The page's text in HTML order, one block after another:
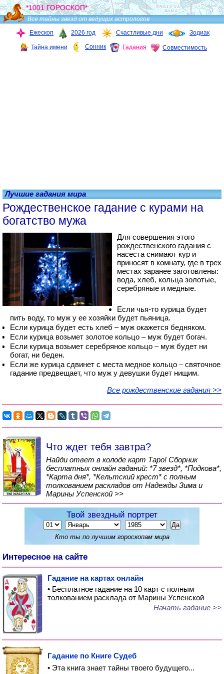
*1001 ГОРОСКОП*
Все тайны звезд от ведущих астрологов
Ежескоп
2026 год Счастливые дни Зодиак
Тайна имени Сонник Гадания Совместимость
Лучшие гадания мира
Рождественское гадание с курами на
богатство мужа
Для совершения этого
рождественского гадания с
насеста снимают кур и
приносят в комнату, где в трех
местах заранее заготовлены:
вода, хлеб, кольца золотые,
серебряные и медные.
Если чья-то курица будет
пить воду, то муж у ее хозяйки будет пьяница.
Если курица будет есть хлеб – муж окажется бедняком.
Если курица возьмет золотое кольцо – муж будет богач.
Если курица возьмет серебряное кольцо – муж будет ни
богат, ни беден.
Если же курица сдвинет с места медное кольцо – святочное
гадание предвещает, что муж у девушки будет нищим.
Все рождественские гадания >>
Что ждет тебя завтра?
Найди ответ в колоде карт Таро! Сборник
бесплатных онлайн гаданий: *7 звезд*, *Подкова*,
*Карта дня*, *Кельтский крест* с полным
толкованием раскладов от Надежды Зима и
Марины Успенской >>
Твой звездный портрет
Кто ты по лучшим гороскопам мира
Интересное на сайте
Гадание на картах онлайн
• Бесплатное гадание на 10 карт с полным
толкованием расклада от Марины Успенской
Начать гадание >>
Гадание по Книге Судеб
• Эта книга знает тайны твоего будущего...